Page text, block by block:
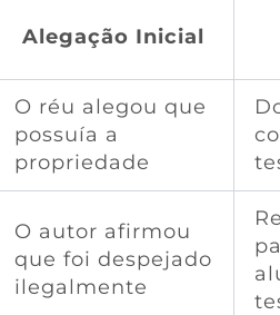
Alegação Inicial
O réu alegou que
possuía a
propriedade
O autor afirmou
que foi despejado
ilegalmente